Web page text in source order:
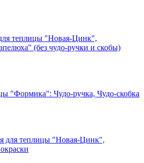
теплицы "Новая-Цинк",
(без чудо-ручки и скобы)
"Формика": Чудо-ручка, Чудо-скобка
для теплицы "Новая-Цинк",